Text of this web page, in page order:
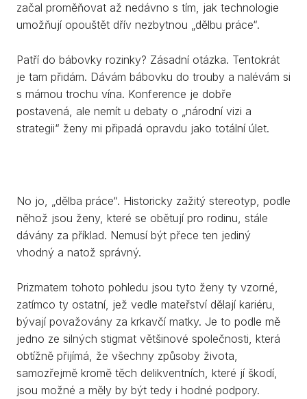
začal proměňovat až nedávno s tím, jak technologie
umožňují opouštět dřív nezbytnou „dělbu práce“.
Patří do bábovky rozinky? Zásadní otázka. Tentokrát
je tam přidám. Dávám bábovku do trouby a nalévám si
s mámou trochu vína. Konference je dobře
postavená, ale nemít u debaty o „národní vizi a
strategii“ ženy mi připadá opravdu jako totální úlet.
No jo, „dělba práce“. Historicky zažitý stereotyp, podle
něhož jsou ženy, které se obětují pro rodinu, stále
dávány za příklad. Nemusí být přece ten jediný
vhodný a natož správný.
Prizmatem tohoto pohledu jsou tyto ženy ty vzorné,
zatímco ty ostatní, jež vedle mateřství dělají kariéru,
bývají považovány za krkavčí matky. Je to podle mě
jedno ze silných stigmat většinové společnosti, která
obtížně přijímá, že všechny způsoby života,
samozřejmě kromě těch delikventních, které jí škodí,
jsou možné a měly by být tedy i hodné podpory.